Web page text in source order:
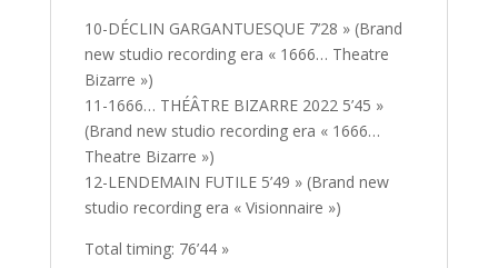
10-DÉCLIN GARGANTUESQUE 7’28 » (Brand
new studio recording era « 1666… Theatre
Bizarre »)
11-1666… THÉÂTRE BIZARRE 2022 5’45 »
(Brand new studio recording era « 1666…
Theatre Bizarre »)
12-LENDEMAIN FUTILE 5’49 » (Brand new
studio recording era « Visionnaire »)
Total timing: 76’44 »